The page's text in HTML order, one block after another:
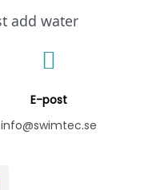
E-post
info@swimtec.se